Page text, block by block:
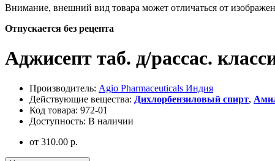
Внимание, внешний вид товара может отличаться от
Отпускается без рецепта
Аджисепт таб. д/рассас.
Производитель: Agio Pharmaceuticals Индия
Действующие вещества: Дихлорбензиловый спирт,
Код товара: 972-01
Доступность: В наличии
от 310.00 р.